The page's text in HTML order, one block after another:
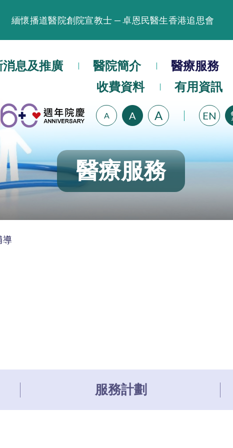
晚間門診服務延長至晚上11時
播道醫院體檢服務獲客戶正面評價
消息及推廣 醫院簡介
醫療服務
收費資料
有用資訊
A A A EN
醫療服務
導
服務計劃